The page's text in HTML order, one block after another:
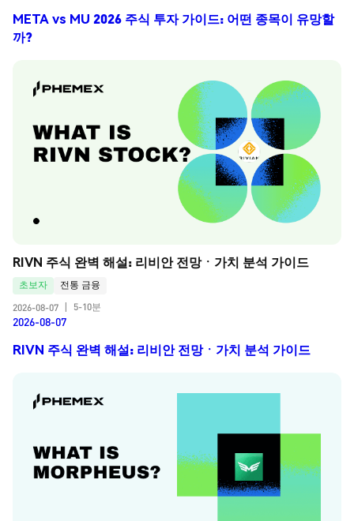
META vs MU 2026 주식 투자 가이드: 어떤 종목이 유망할
까?
RIVN 주식 완벽 해설: 리비안 전망ㆍ가치 분석 가이드
초보자
전통 금융
2026-08-07
5-10분
2026-08-07
RIVN 주식 완벽 해설: 리비안 전망ㆍ가치 분석 가이드